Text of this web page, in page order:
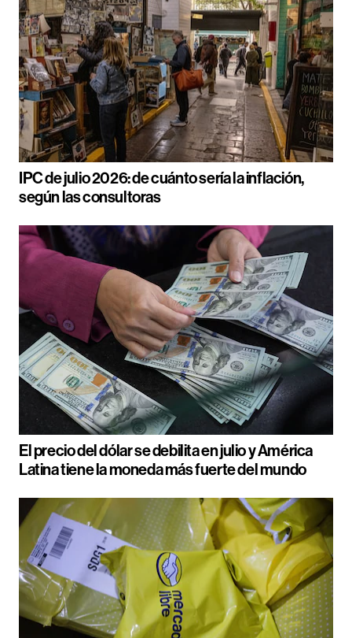
IPC de julio 2026: de cuánto sería la inflación,
según las consultoras
El precio del dólar se debilita en julio y América
Latina tiene la moneda más fuerte del mundo